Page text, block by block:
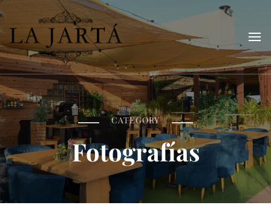
La Jartá
Taberna andaluza en el Puerto Deportivo de Tarragona
CATEGORY
Fotografías